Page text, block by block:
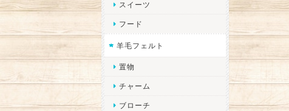
スイーツ
フード
羊毛フェルト
置物
チャーム
ブローチ